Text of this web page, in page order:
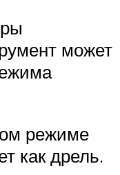
может
режиме
как дрель.